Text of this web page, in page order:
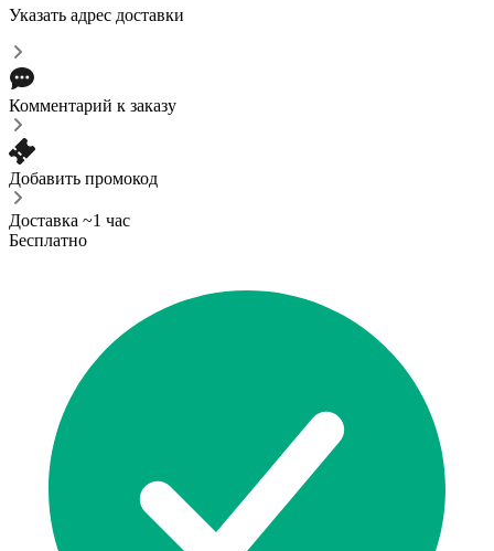
Указать адрес доставки
Комментарий к заказу
Добавить промокод
Доставка ~1 час
Бесплатно